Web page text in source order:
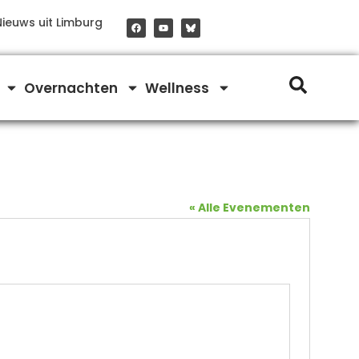
uit Limburg F
a
c
b
k
Y
o
u
u
Overnachten Wellness
« Alle Evenementen